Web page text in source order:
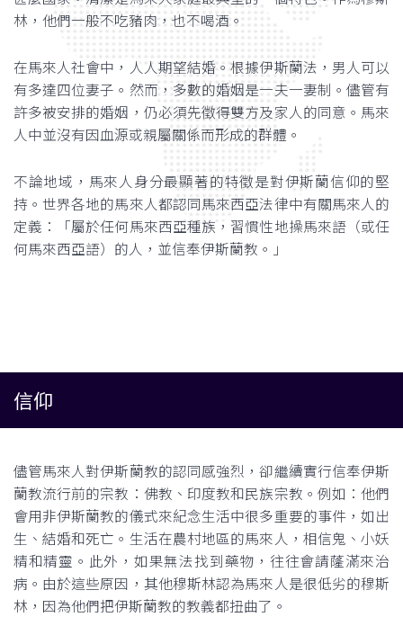
林，他們一般不吃豬肉，也不喝酒。
在馬來人社會中，人人期望結婚。根據伊斯蘭法，男人可以
有多達四位妻子。然而，多數的婚姻是一夫一妻制。儘管有
許多被安排的婚姻，仍必須先徵得雙方及家人的同意。馬來
人中並沒有因血源或親屬關係而形成的群體。
不論地域，馬來人身分最顯著的特徵是對伊斯蘭信仰的堅
持。世界各地的馬來人都認同馬來西亞法律中有關馬來人的
定義：「屬於任何馬來西亞種族，習慣性地操馬來語（或任
何馬來西亞語）的人，並信奉伊斯蘭教。」
信仰
儘管馬來人對伊斯蘭教的認同感強烈，卻繼續實行信奉伊斯
蘭教流行前的宗教：佛教、印度教和民族宗教。例如：他們
會用非伊斯蘭教的儀式來紀念生活中很多重要的事件，如出
生、結婚和死亡。生活在農村地區的馬來人，相信鬼、小妖
精和精靈。此外，如果無法找到藥物，往往會請蕯滿來治
病。由於這些原因，其他穆斯林認為馬來人是很低劣的穆斯
林，因為他們把伊斯蘭教的教義都扭曲了。